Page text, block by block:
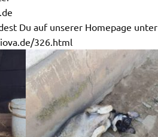
Du auf unserer Homepage unter
326.html